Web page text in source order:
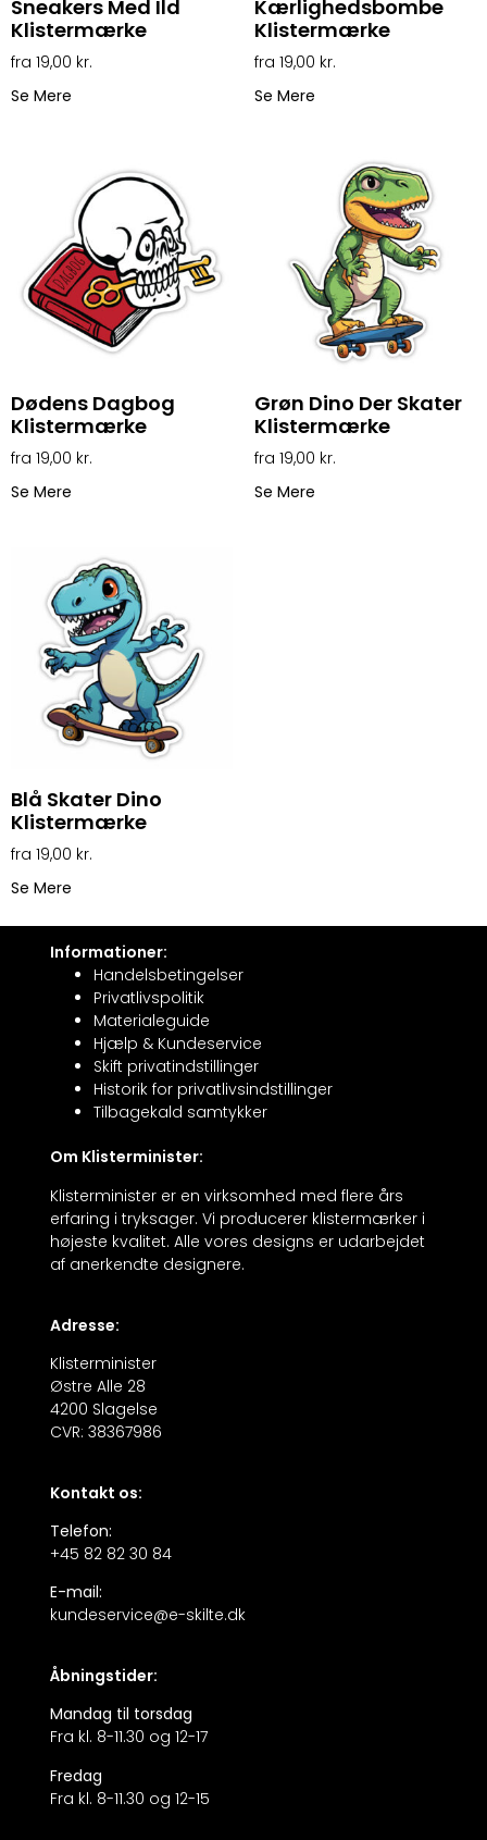
Sneakers Med Ild
Klistermærke
19,00 kr.
Se Mere
Kærlighedsbombe
Klistermærke
19,00 kr.
Se Mere
Dødens Dagbog
Klistermærke
19,00 kr.
Se Mere
Grøn Dino Der Skater
Klistermærke
19,00 kr.
Se Mere
Blå Skater Dino
Klistermærke
19,00 kr.
Se Mere
Informationer:
Handelsbetingelser
Privatlivspolitik
Materialeguide
Hjælp & Kundeservice
Skift privatindstillinger
Historik for privatlivsindstillinger
Tilbagekald samtykker
Om Klisterminister:
Klisterminister er en virksomhed med flere års
erfaring i tryksager. Vi producerer klistermærker i
højeste kvalitet. Alle vores designs er udarbejdet
af anerkendte designere.
Adresse:
Klisterminister
Østre Alle 28
4200 Slagelse
CVR: 38367986
Kontakt os:
Telefon:
+45 82 82 30 84
E-mail:
kundeservice@e-skilte.dk
Åbningstider:
Mandag til torsdag
Fra kl. 8-11.30 og 12-17
Fredag
Fra kl. 8-11.30 og 12-15